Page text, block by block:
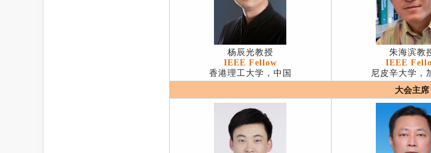
杨辰光教授
IEEE Fellow
香港理工大学，中国
朱海滨教
IEEE
尼皮辛大学，
大会主席